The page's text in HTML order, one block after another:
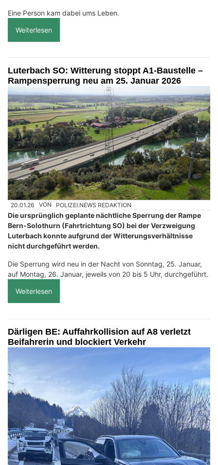
Eine Person kam dabei ums Leben.
Weiterlesen
Luterbach SO: Witterung stoppt A1-Baustelle –
Rampensperrung neu am 25. Januar 2026
20.01.26 VON POLIZEI.NEWS REDAKTION
Die ursprünglich geplante nächtliche Sperrung der Rampe
Bern-Solothurn (Fahrtrichtung SO) bei der Verzweigung
Luterbach konnte aufgrund der Witterungsverhältnisse
nicht durchgeführt werden.
Die Sperrung wird neu in der Nacht von Sonntag, 25. Januar,
auf Montag, 26. Januar, jeweils von 20 bis 5 Uhr, durchgeführt.
Weiterlesen
Därligen BE: Auffahrkollision auf A8 verletzt
Beifahrerin und blockiert Verkehr